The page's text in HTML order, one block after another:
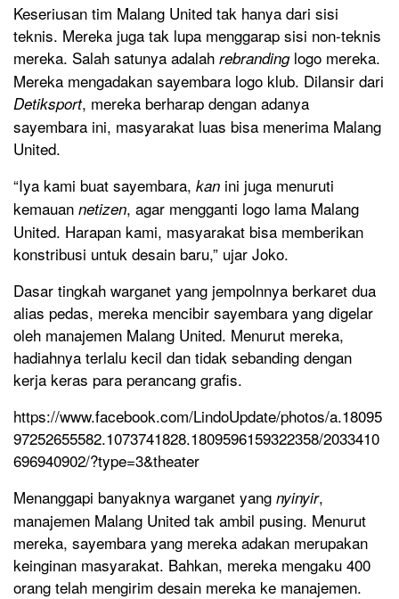
Keseriusan tim Malang United tak hanya dari sisi
teknis. Mereka juga tak lupa menggarap sisi non-teknis
mereka. Salah satunya adalah rebrandinglogo mereka.
Mereka mengadakan sayembara logo klub. Dilansir dari
Detiksport, mereka berharap dengan adanya
sayembara ini, masyarakat luas bisa menerima Malang
United.
“Iya kami buat sayembara, kan ini juga menuruti
kemauan netizen, agar mengganti logo lama Malang
United. Harapan kami, masyarakat bisa memberikan
konstribusi untuk desain baru,” ujar Joko.
Dasar tingkah warganet yang jempolnnya berkaret dua
alias pedas, mereka mencibir sayembara yang digelar
oleh manajemen Malang United. Menurut mereka,
hadiahnya terlalu kecil dan tidak sebanding dengan
kerja keras para perancang grafis.
https://www.facebook.com/LindoUpdate/photos/a.18095
97252655582.1073741828.1809596159322358/2033410
696940902/?type=3&theater
Menanggapi banyaknya warganet yang nyinyir,
manajemen Malang United tak ambil pusing. Menurut
mereka, sayembara yang mereka adakan merupakan
keinginan masyarakat. Bahkan, mereka mengaku 400
orang telah mengirim desain mereka ke manajemen.